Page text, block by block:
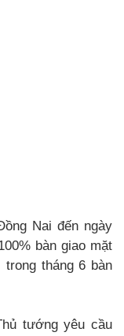
Nai đến ngày
bàn giao mặt
trong tháng 6 bàn
tướng yêu cầu